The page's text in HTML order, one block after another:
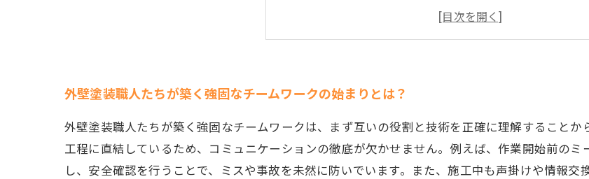
困難を乗り越え絆を深める！職人チームの連携強化
完璧な仕上がりを実現する職人たちの誇りとチーム
プロ集団が語る、強いチームワークがもたらす施工
外壁塗装職人たちが築く強固なチームワークの始まりとは？
外壁塗装職人たちが築く強固なチームワークは、まず互いの役割と技術を正確に理解すること
工程に直結しているため、コミュニケーションの徹底が欠かせません。例えば、作業開始前の
し、安全確認を行うことで、ミスや事故を未然に防いでいます。また、施工中も声掛けや情報